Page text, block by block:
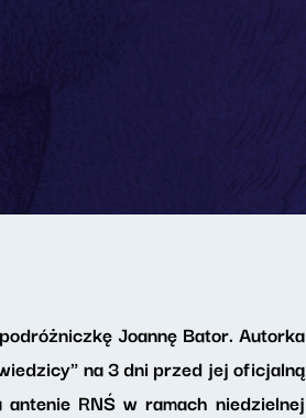
Joannę Bator. Autorka
na 3 dni przed jej oficjalną
RNŚ w ramach niedzielnej